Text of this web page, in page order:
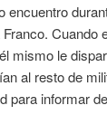
encuentro
Cuando
mismo le
al resto de
para informar